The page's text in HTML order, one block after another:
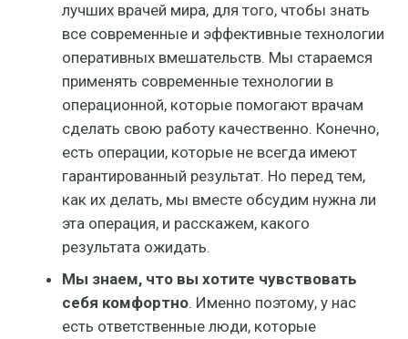
лучших врачей мира, для того, чтобы знать
все современные и эффективные технологии
оперативных вмешательств. Мы стараемся
применять современные технологии в
операционной, которые помогают врачам
сделать свою работу качественно. Конечно,
есть операции, которые не всегда имеют
гарантированный результат. Но перед тем,
как их делать, мы вместе обсудим нужна ли
эта операция, и расскажем, какого
результата ожидать.
Мы знаем, что вы хотите чувствовать
себя комфортно. Именно поэтому, у нас
есть ответственные люди, которые